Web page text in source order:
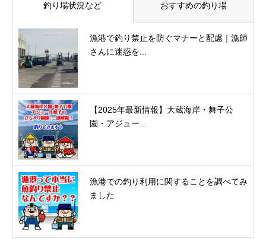
釣り場状況など おすすめの釣り場
漁港で釣り禁止を防ぐマナーと配慮｜漁師
さんに迷惑を...
【2025年最新情報】大蔵海岸・舞子公
園・アジュー...
漁港での釣り利用に関することを調べてみ
ました